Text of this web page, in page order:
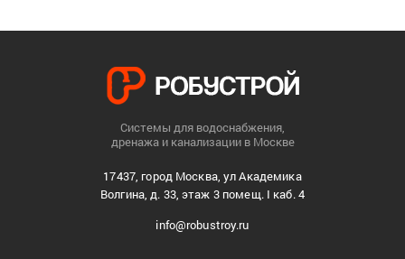
Системы для водоснабжения,
дренажа и канализации в Москве
17437, город Москва, ул Академика
Волгина, д. 33, этаж 3 помещ. I каб. 4
info@robustroy.ru